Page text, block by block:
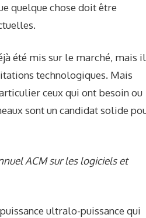
quelque chose doit être
été mis sur le marché, mais
technologiques. Mais
ceux qui ont besoin ou
sont un candidat solide
ACM sur les logiciels et
ultralo-puissance qui